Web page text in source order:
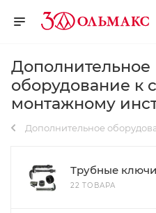
Дополнительное
оборудование к
монтажному
Дополнительное
Трубные
22 ТОВАРА